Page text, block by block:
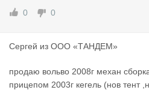
0 0
Сергей из ООО «ТАНДЕМ»
продаю вольво 2008г механ
прицепом 2003г кегель (нов тент